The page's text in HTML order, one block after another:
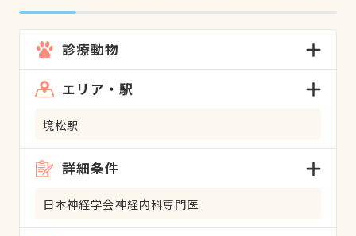
診療動物
エリア・駅
境松駅
詳細条件
日本神経学会神経内科専門医